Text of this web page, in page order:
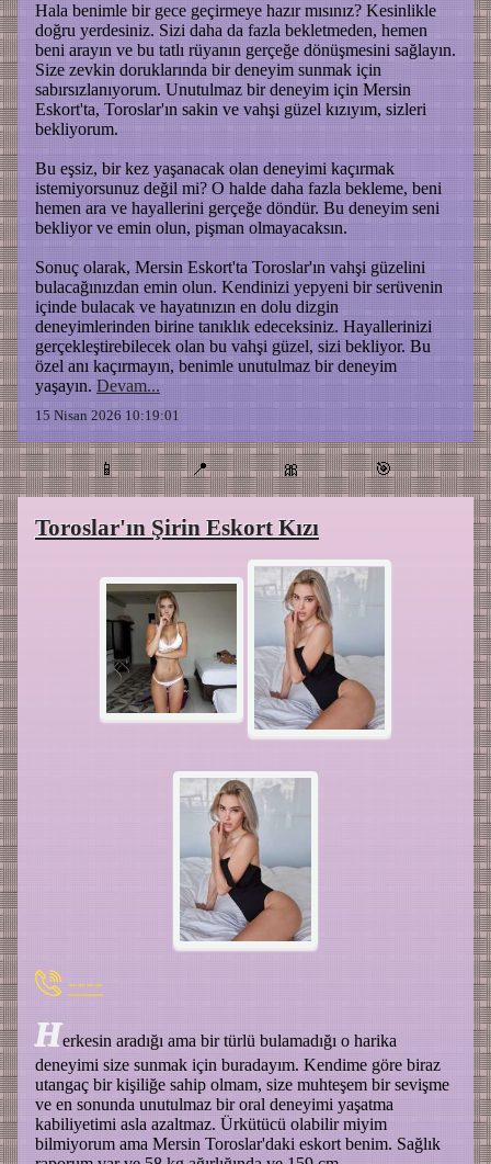
Hala benimle bir gece geçirmeye hazır mısınız? Kesinlikle
doğru yerdesiniz. Sizi daha da fazla bekletmeden, hemen
beni arayın ve bu tatlı rüyanın gerçeğe dönüşmesini sağlayın.
Size zevkin doruklarında bir deneyim sunmak için
sabırsızlanıyorum. Unutulmaz bir deneyim için Mersin
Eskort'ta, Toroslar'ın sakin ve vahşi güzel kızıyım, sizleri
bekliyorum.
Bu eşsiz, bir kez yaşanacak olan deneyimi kaçırmak
istemiyorsunuz değil mi? O halde daha fazla bekleme, beni
hemen ara ve hayallerini gerçeğe döndür. Bu deneyim seni
bekliyor ve emin olun, pişman olmayacaksın.
Sonuç olarak, Mersin Eskort'ta Toroslar'ın vahşi güzelini
bulacağınızdan emin olun. Kendinizi yepyeni bir serüvenin
içinde bulacak ve hayatınızın en dolu dizgin
deneyimlerinden birine tanıklık edeceksiniz. Hayallerinizi
gerçekleştirebilecek olan bu vahşi güzel, sizi bekliyor. Bu
özel anı kaçırmayın, benimle unutulmaz bir deneyim
yaşayın. Devam...
15 Nisan 2026 10:19:01
📱 📍 🎀 🎯
Toroslar'ın Şirin Eskort Kızı
----
Herkesin aradığı ama bir türlü bulamadığı o harika
deneyimi size sunmak için buradayım. Kendime göre biraz
utangaç bir kişiliğe sahip olmam, size muhteşem bir sevişme
ve en sonunda unutulmaz bir oral deneyimi yaşatma
kabiliyetimi asla azaltmaz. Ürkütücü olabilir miyim
bilmiyorum ama Mersin Toroslar'daki eskort benim. Sağlık